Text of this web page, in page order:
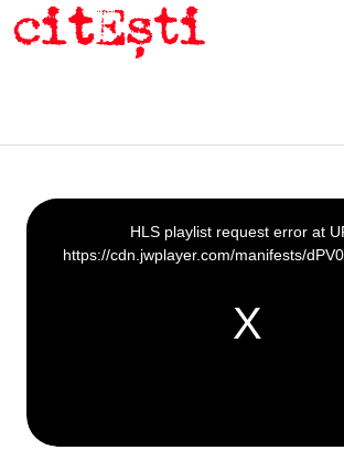
This
is
a
window.
HLS playlist request error at
https://cdn.jwplayer.com/manifests/